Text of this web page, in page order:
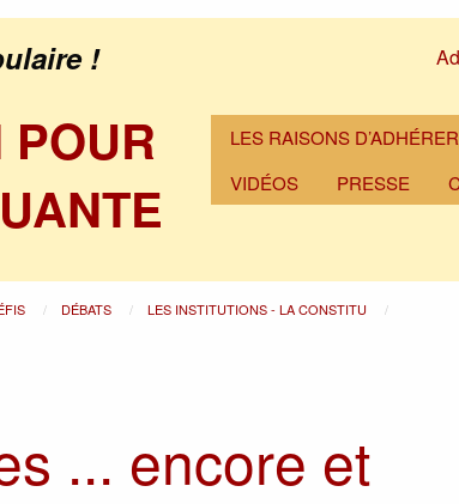
!
LES RAISONS
VIDÉOS
PRESSE
DÉBATS
LES INSTITUTIONS - LA CONSTITU
... encore et